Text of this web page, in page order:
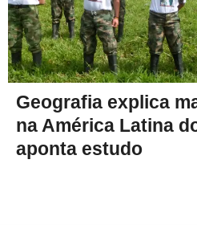
Geografia explica
na América Latina
aponta estudo